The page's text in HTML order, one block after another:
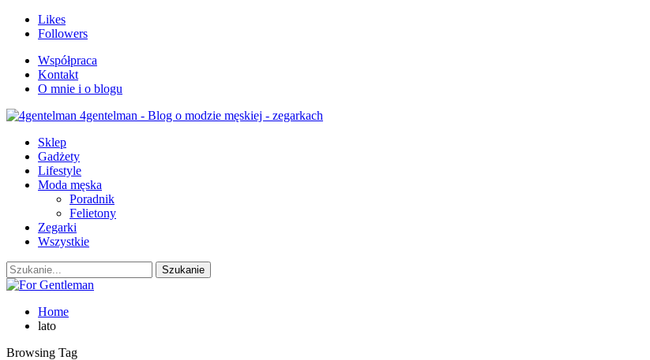
Likes
Followers
Współpraca
Kontakt
O mnie i o blogu
4gentelman - Blog o modzie męskiej - zegarkach
Sklep
Gadżety
Lifestyle
Moda męska
Poradnik
Felietony
Zegarki
Wszystkie
Home
lato
Browsing Tag